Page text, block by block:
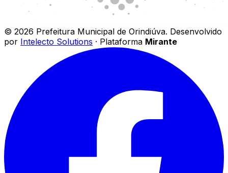
© 2026 Prefeitura Municipal de Orindiúva. Desenvolvido
por Intelecto Solutions · Plataforma Mirante